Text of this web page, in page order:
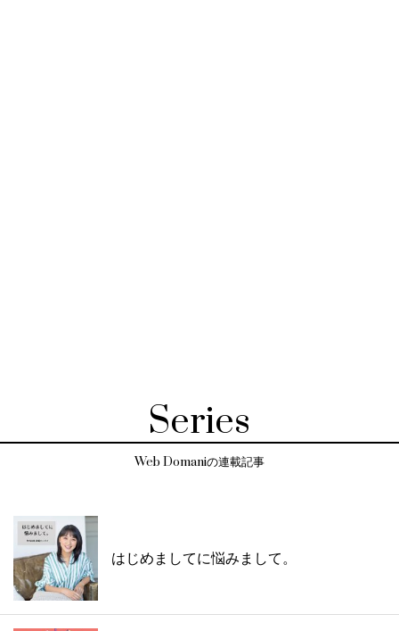
Series
Web Domaniの連載記事
はじめましてに悩みまして。